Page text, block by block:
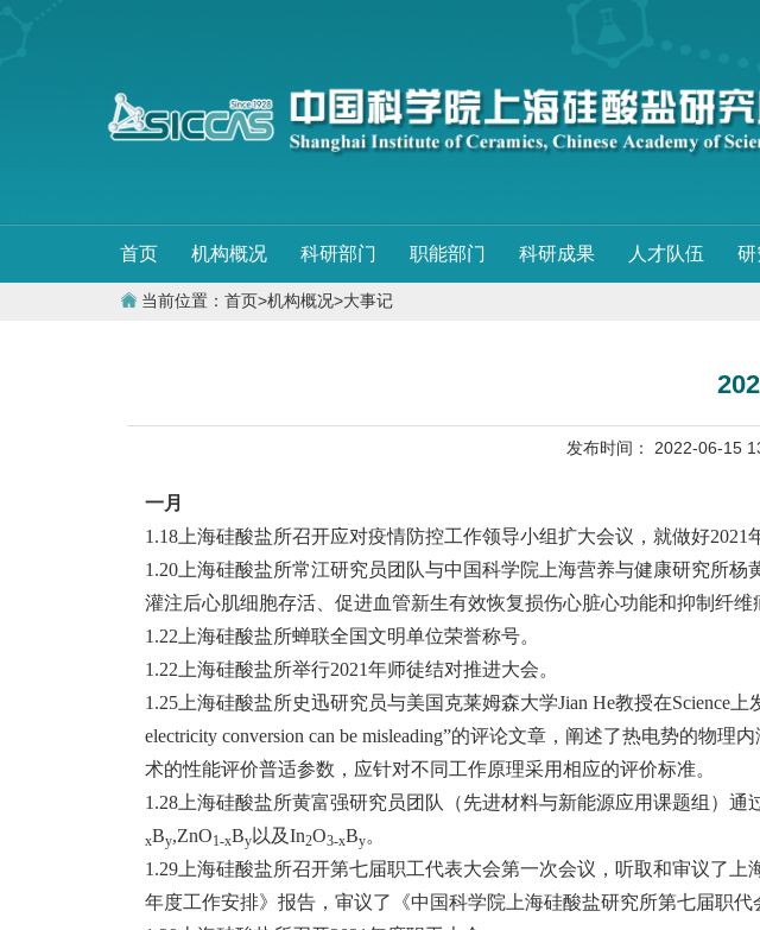
首页 机构概况 科研部门 职能部门 科研成果 人才队伍 研
当前位置： 首页>机构概况>大事记
发布时间： 2022-06-15
一月
1.18上海硅酸盐所召开应对疫情防控工作领导小组扩大会议，就做好2021
1.20上海硅酸盐所常江研究员团队与中国科学院上海营养与健康研究所
灌注后心肌细胞存活、促进血管新生有效恢复损伤心脏心功能和抑制纤维
1.22上海硅酸盐所蝉联全国文明单位荣誉称号。
1.22上海硅酸盐所举行2021年师徒结对推进大会。
1.25上海硅酸盐所史迅研究员与美国克莱姆森大学Jian He教授在Science上
electricity conversion can be misleading”的评论文章，阐述了热电势的物
术的性能评价普适参数，应针对不同工作原理采用相应的评价标准。
1.28上海硅酸盐所黄富强研究员团队（先进材料与新能源应用课题组）
xBy,ZnO1-xBy 以及In2O3-xBy。
1.29上海硅酸盐所召开第七届职工代表大会第一次会议，听取和审议了
年度工作安排》报告，审议了《中国科学院上海硅酸盐研究所第七届职代